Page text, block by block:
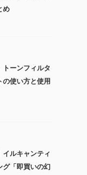
め
トーンフィルタ
の使い方と使用
イルキャンティ
グ「即買いの幻